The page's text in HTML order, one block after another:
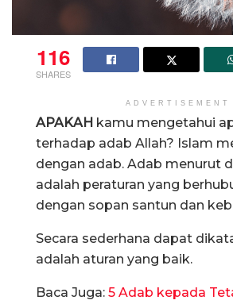
116
SHARES
ADVERTISEMENT
APAKAH kamu mengetahui
terhadap adab Allah? Islam
dengan adab. Adab menurut
adalah peraturan yang
dengan sopan santun dan
Secara sederhana dapat
adalah aturan yang baik.
Baca Juga: 5 Adab kepada